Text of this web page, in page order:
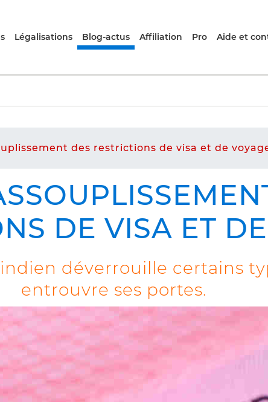
Légalisations Blog-actus Affiliation Pro Aide et
des restrictions de visa et de
DE VISA ET
déverrouille certains
entrouvre ses portes.